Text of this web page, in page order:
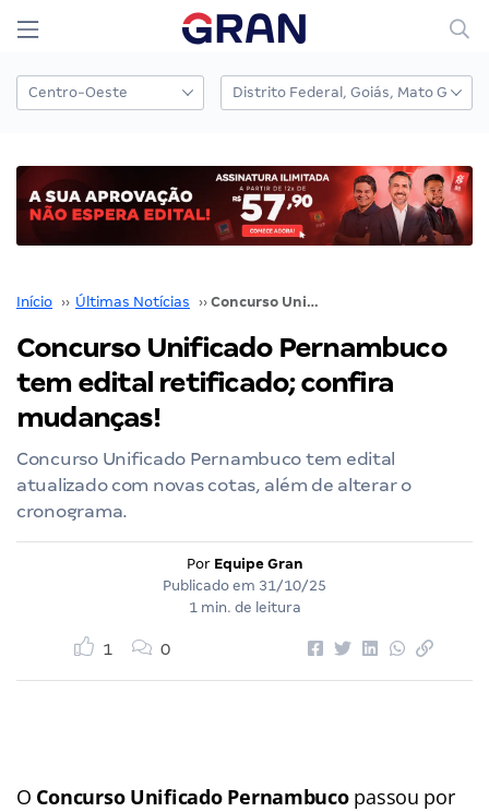
Início ›› Últimas Notícias ›› Concurso Unificado Pernambuco tem edital retificado; confira mudanças!
Concurso Unificado Pernambuco
tem edital retificado; confira
mudanças!
Concurso Unificado Pernambuco tem edital
atualizado com novas cotas, além de alterar o
cronograma.
Por Equipe Gran
Publicado em 31/10/25
1 min. de leitura
1 0
O Concurso Unificado Pernambuco passou por